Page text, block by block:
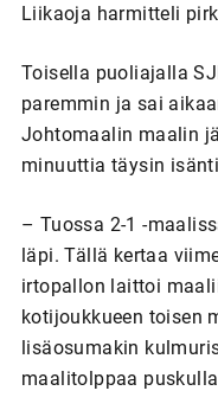
Liikaoja harmitteli
Toisella puoliajalla
paremmin ja sai
Johtomaalin maalin
minuuttia täysin
– Tuossa 2-1 -
läpi. Tällä kertaa
irtopallon laittoi
kotijoukkueen toisen
lisäosumakin
maalitolppaa